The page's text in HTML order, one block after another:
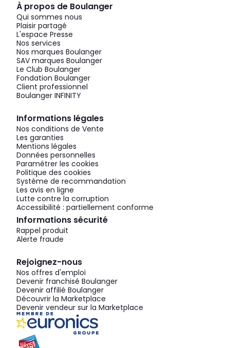
À propos de Boulanger
Qui sommes nous
Plaisir partagé
L'espace Presse
Nos services
Nos marques Boulanger
SAV marques Boulanger
Le Club Boulanger
Fondation Boulanger
Client professionnel
Boulanger INFINITY
Informations légales
Nos conditions de Vente
Les garanties
Mentions légales
Données personnelles
Paramétrer les cookies
Politique des cookies
Système de recommandation
Les avis en ligne
Lutte contre la corruption
Accessibilité : partiellement conforme
Informations sécurité
Rappel produit
Alerte fraude
Rejoignez-nous
Nos offres d'emploi
Devenir franchisé Boulanger
Devenir affilié Boulanger
Découvrir la Marketplace
Devenir vendeur sur la Marketplace